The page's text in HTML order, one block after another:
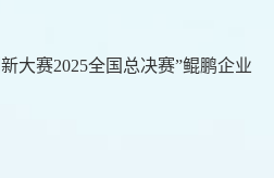
大赛2025全国总决赛”鲲鹏企业